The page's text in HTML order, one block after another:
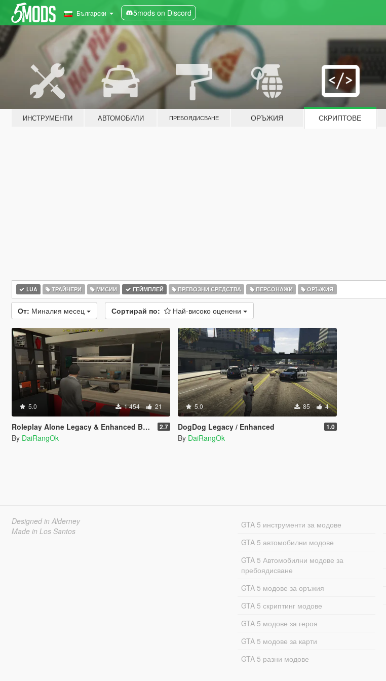
Български 5mods on Discord
ИНСТРУМЕНТИ АВТОМОБИЛИ ПРЕБОЯДИСВАНЕ ОРЪЖИЯ СКРИПТОВЕ
LUA ТРАЙНЕРИ МИСИИ ГЕЙМПЛЕЙ ПРЕВОЗНИ СРЕДСТВА ПЕРСОНАЖИ ОРЪЖИЯ
От: Миналия месец Сортирай по: Най-високо оценени
5.0 1 454 21
Roleplay Alone Legacy & Enhanced BETA TEST 2.7
By DaiRangOk
5.0 85 4
DogDog Legacy / Enhanced 1.0
By DaiRangOk
Designed in Alderney
Made in Los Santos
GTA 5 инструменти за модове
GTA 5 автомобилни модове
GTA 5 Автомобилни модове за
пребоядисване
GTA 5 модове за оръжия
GTA 5 скриптинг модове
GTA 5 модове за героя
GTA 5 модове за карти
GTA 5 разни модове